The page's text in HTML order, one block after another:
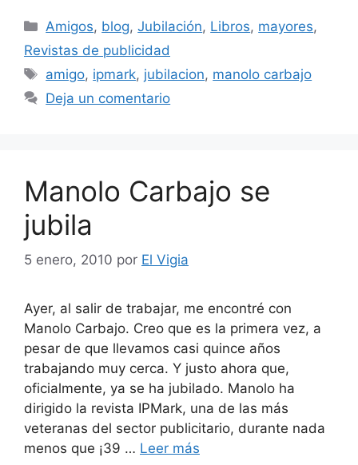
Categorías
Amigos, blog,Jubilación, Libros, mayores,
Revistas de publicidad
Etiquetas
amigo, ipmark, jubilacion, manolo carbajo
Deja un comentario
Manolo Carbajo se
jubila
5 enero, 2010 por El Vigia
Ayer, al salir de trabajar, me encontré con
Manolo Carbajo. Creo que es la primera vez, a
pesar de que llevamos casi quince años
trabajando muy cerca. Y justo ahora que,
oficialmente, ya se ha jubilado. Manolo ha
dirigido la revista IPMark, una de las más
veteranas del sector publicitario, durante nada
menos que ¡39 … Leer más